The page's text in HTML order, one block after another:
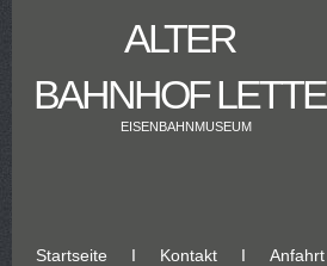
ALTER
BAHNHOF LETTE
EISENBAHNMUSEUM
Startseite Ι Kontakt Ι Anfahrt